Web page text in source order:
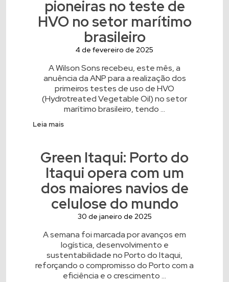
pioneiras no teste de
HVO no setor marítimo
brasileiro
4 de fevereiro de 2025
A Wilson Sons recebeu, este mês, a
anuência da ANP para a realização dos
primeiros testes de uso de HVO
(Hydrotreated Vegetable Oil) no setor
marítimo brasileiro, tendo ...
Leia mais
Green Itaqui: Porto do
Itaqui opera com um
dos maiores navios de
celulose do mundo
30 de janeiro de 2025
A semana foi marcada por avanços em
logística, desenvolvimento e
sustentabilidade no Porto do Itaqui,
reforçando o compromisso do Porto com a
eficiência e o crescimento ...